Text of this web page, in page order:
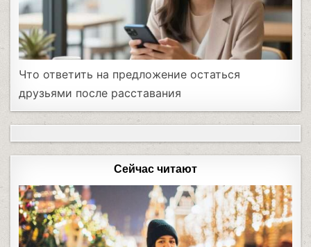
Что ответить на предложение остаться
друзьями после расставания
Сейчас читают